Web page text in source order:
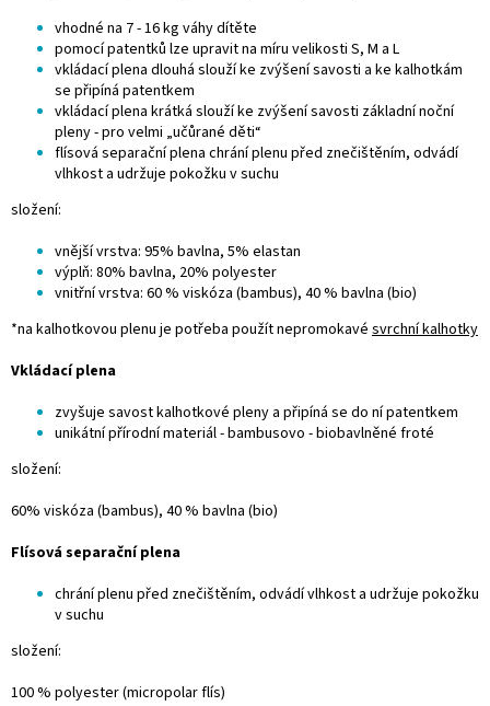
vhodné na 7 - 16 kg váhy dítěte
pomocí patentků lze upravit na míru velikosti S, M a L
vkládací plena dlouhá slouží ke zvýšení savosti a ke kalhotkám
se připíná patentkem
vkládací plena krátká slouží ke zvýšení savosti základní noční
pleny - pro velmi „učůrané děti“
flísová separační plena chrání plenu před znečištěním, odvádí
vlhkost a udržuje pokožku v suchu
složení:
vnější vrstva: 95% bavlna, 5% elastan
výplň: 80% bavlna, 20% polyester
vnitřní vrstva: 60 % viskóza (bambus), 40 % bavlna (bio)
*na kalhotkovou plenu je potřeba použít nepromokavé svrchní kalhotky
Vkládací plena
zvyšuje savost kalhotkové pleny a připíná se do ní patentkem
unikátní přírodní materiál - bambusovo - biobavlněné froté
složení:
60% viskóza (bambus), 40 % bavlna (bio)
Flísová separační plena
chrání plenu před znečištěním, odvádí vlhkost a udržuje pokožku
v suchu
složení:
100 % polyester (micropolar flís)